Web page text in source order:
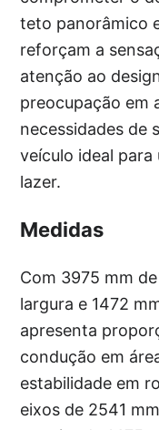
teto panorâmico
reforçam a
atenção ao
preocupação em
necessidades de
veículo ideal
lazer.
Medidas
Com 3975 mm
largura e 1472
apresenta
condução em
estabilidade em
eixos de 2541